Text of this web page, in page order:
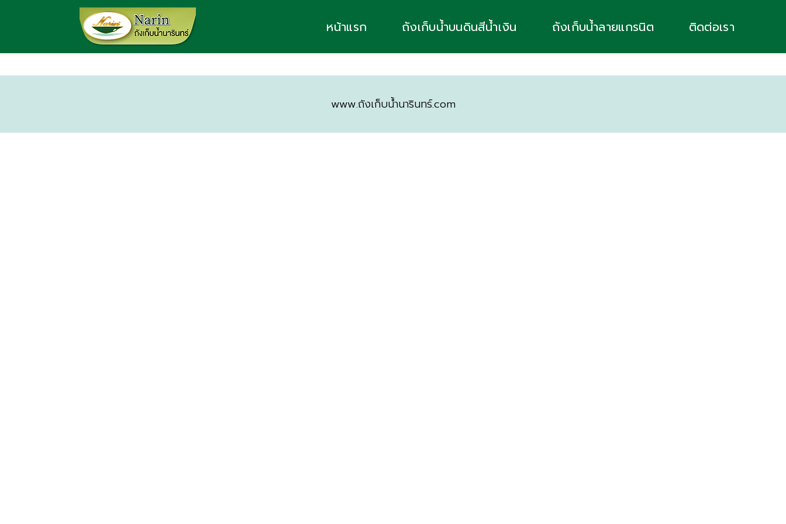
หน้าแรก ถังเก็บน้ำบนดินสีน้ำเงิน ถังเก็บน้ำลายแกรนิต ติดต่อเรา
www.ถังเก็บน้ำนารินทร์.com